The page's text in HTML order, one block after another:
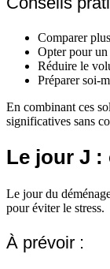
Comparer
Opter pour un
Réduire le
Préparer soi-
En combinant ces
significatives sans
Le jour J :
Le jour du
pour éviter le stress.
À prévoir :